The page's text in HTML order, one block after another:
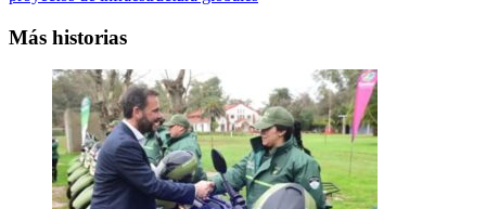
Más historias